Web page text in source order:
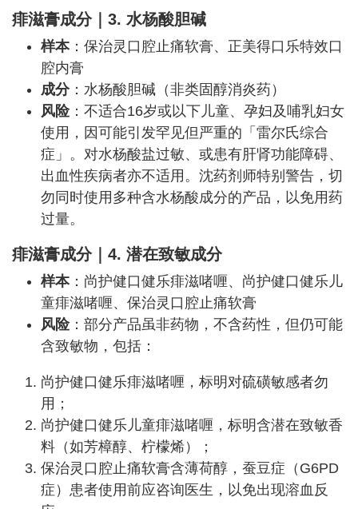
痱滋膏成分｜ 3. 水杨酸胆碱
样本：保治灵口腔止痛软膏、正美得口乐特效口
腔内膏
成分：水杨酸胆碱（非类固醇消炎药）
风险：不适合16岁或以下儿童、孕妇及哺乳妇女
使用，因可能引发罕见但严重的「雷尔氏综合
症」。对水杨酸盐过敏、或患有肝肾功能障碍、
出血性疾病者亦不适用。沈药剂师特别警告，切
勿同时使用多种含水杨酸成分的产品，以免用药
过量。
痱滋膏成分｜ 4. 潜在致敏成分
样本：尚护健口健乐痱滋啫喱、尚护健口健乐儿
童痱滋啫喱、保治灵口腔止痛软膏
风险：部分产品虽非药物，不含药性，但仍可能
含致敏物，包括：
尚护健口健乐痱滋啫喱，标明对硫磺敏感者勿
用；
尚护健口健乐儿童痱滋啫喱，标明含潜在致敏香
料（如芳樟醇、柠檬烯）；
保治灵口腔止痛软膏含薄荷醇，蚕豆症（G6PD
症）患者使用前应咨询医生，以免出现溶血反